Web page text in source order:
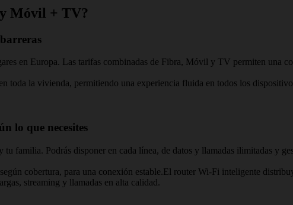
Móvil + TV?
en Europa. Las tarifas combinadas de Fibra, Móvil y TV permiten una
toda la vivienda, permitiendo una experiencia fluida en todos los
lo que necesites
familia. Podrás disponer en cada línea, de datos y llamadas ilimitadas y
cobertura, para una conexión estable.El router Wi-Fi inteligente
streaming y llamadas en alta calidad.